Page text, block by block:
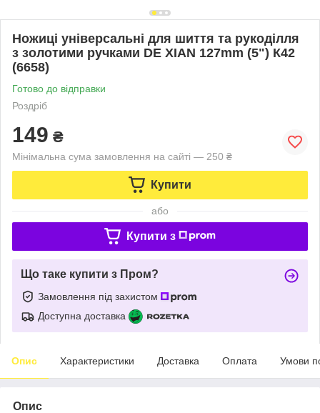
Ножиці універсальні для шиття та рукоділля
з золотими ручками DE XIAN 127mm (5") К42
(6658)
Готово до відправки
Роздріб
149 ₴
Мінімальна сума замовлення на сайті — 250 ₴
Купити
або
Купити з
Що таке купити з Пром?
Замовлення під захистом
Доступна доставка
Опис Характеристики Доставка Оплата Умови
Опис